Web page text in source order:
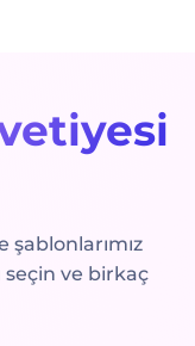
ve birkaç